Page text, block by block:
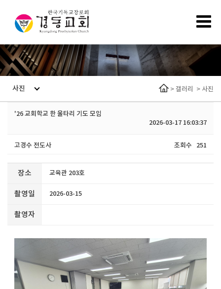
사진 > 갤러리 > 사진
'26 교회학교 한 울타리 기도 모임
2026-03-17 16:03:37
고경수 전도사 조회수 251
장소 교육관 203호
촬영일 2026-03-15
촬영자